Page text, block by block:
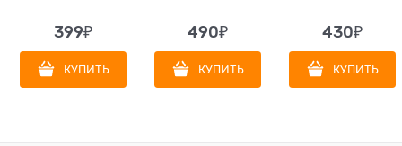
399₽
КУПИТЬ
490₽
КУПИТЬ
430₽
КУПИТЬ